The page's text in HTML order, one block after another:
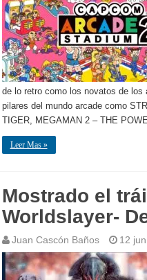
de lo retro como los novatos de los
pilares del mundo arcade como
TIGER, MEGAMAN 2 – THE
Leer Mas »
Mostrado el
Worldslayer-
Juan Cascón Baños 12